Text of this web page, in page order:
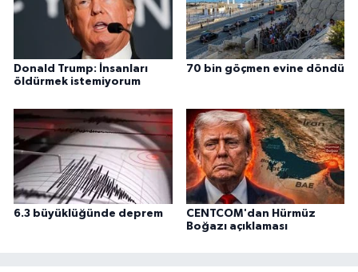
Donald Trump: İnsanları
öldürmek istemiyorum
70 bin göçmen evine döndü
6.3 büyüklüğünde deprem
CENTCOM'dan Hürmüz
Boğazı açıklaması